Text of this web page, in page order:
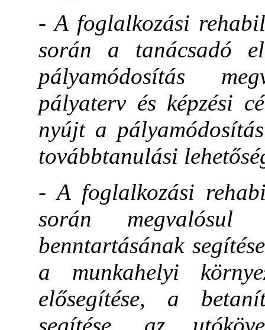
- A foglalkozási
során a tanácsadó
pályamódosítás
pályaterv és képzési
nyújt a
továbbtanulási
- A foglalkozási
során megvalósul
benntartásának
a munkahelyi
elősegítése, a
segítése, az